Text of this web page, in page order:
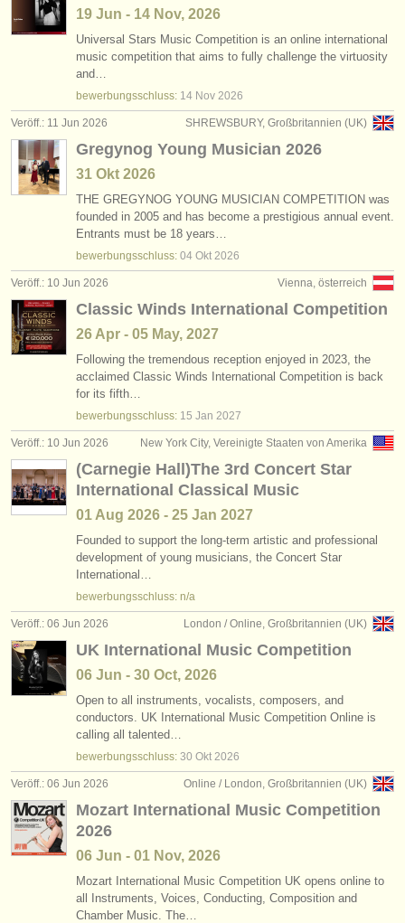
19 Jun - 14 Nov, 2026
Universal Stars Music Competition is an online international
music competition that aims to fully challenge the virtuosity
and…
bewerbungsschluss: 14 Nov 2026
SHREWSBURY, Großbritannien (UK)
Veröff.: 11 Jun 2026
Gregynog Young Musician 2026
31 Okt 2026
THE GREGYNOG YOUNG MUSICIAN COMPETITION was
founded in 2005 and has become a prestigious annual event.
Entrants must be 18 years…
bewerbungsschluss: 04 Okt 2026
Vienna, österreich
Veröff.: 10 Jun 2026
Classic Winds International Competition
26 Apr - 05 May, 2027
Following the tremendous reception enjoyed in 2023, the
acclaimed Classic Winds International Competition is back
for its fifth…
bewerbungsschluss: 15 Jan 2027
New York City, Vereinigte Staaten von Amerika
Veröff.: 10 Jun 2026
(Carnegie Hall)The 3rd Concert Star
International Classical Music
01 Aug 2026 - 25 Jan 2027
Founded to support the long-term artistic and professional
development of young musicians, the Concert Star
International…
bewerbungsschluss: n/a
London / Online, Großbritannien (UK)
Veröff.: 06 Jun 2026
UK International Music Competition
06 Jun - 30 Oct, 2026
Open to all instruments, vocalists, composers, and
conductors. UK International Music Competition Online is
calling all talented…
bewerbungsschluss: 30 Okt 2026
Online / London, Großbritannien (UK)
Veröff.: 06 Jun 2026
Mozart International Music Competition
2026
06 Jun - 01 Nov, 2026
Mozart International Music Competition UK opens online to
all Instruments, Voices, Conducting, Composition and
Chamber Music. The…